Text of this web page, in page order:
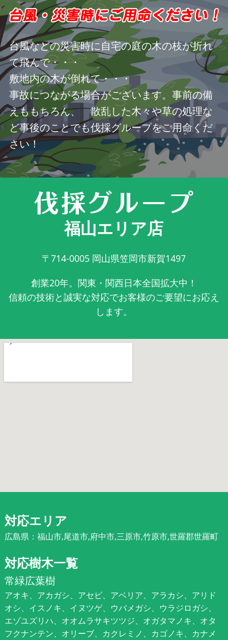
台風などの災害時に自宅の庭の木の枝が折れ
て飛んで・・・
敷地内の木が倒れて・・・
事故につながる場合がございます。事前の備
えももちろん、 散乱した木々や草の処理な
ど事後のことでも伐採グループをご用命くだ
さい！
福山エリア店
〒714-0005 岡山県笠岡市新賀1497
創業20年。関東・関西日本全国拡大中！
信頼の技術と誠実な対応でお客様のご要望にお応え
します。
対応エリア
広島県：福山市,尾道市,府中市,三原市,竹原市,世羅郡世羅町
対応樹木一覧
常緑広葉樹
アオキ、アカガシ、アセビ、アベリア、アラカシ、アリド
オシ、イスノキ、イヌツゲ、ウバメガシ、ウラジロガシ、
エゾユズリハ、オオムラサキツツジ、オガタマノキ、オタ
フクナンテン、オリーブ、カクレミノ、カゴノキ、カナメ